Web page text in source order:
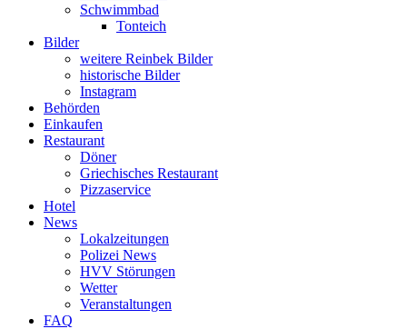
Schwimmbad
Tonteich
Bilder
weitere Reinbek Bilder
historische Bilder
Instagram
Behörden
Einkaufen
Restaurant
Döner
Griechisches Restaurant
Pizzaservice
Hotel
News
Lokalzeitungen
Polizei News
HVV Störungen
Wetter
Veranstaltungen
FAQ